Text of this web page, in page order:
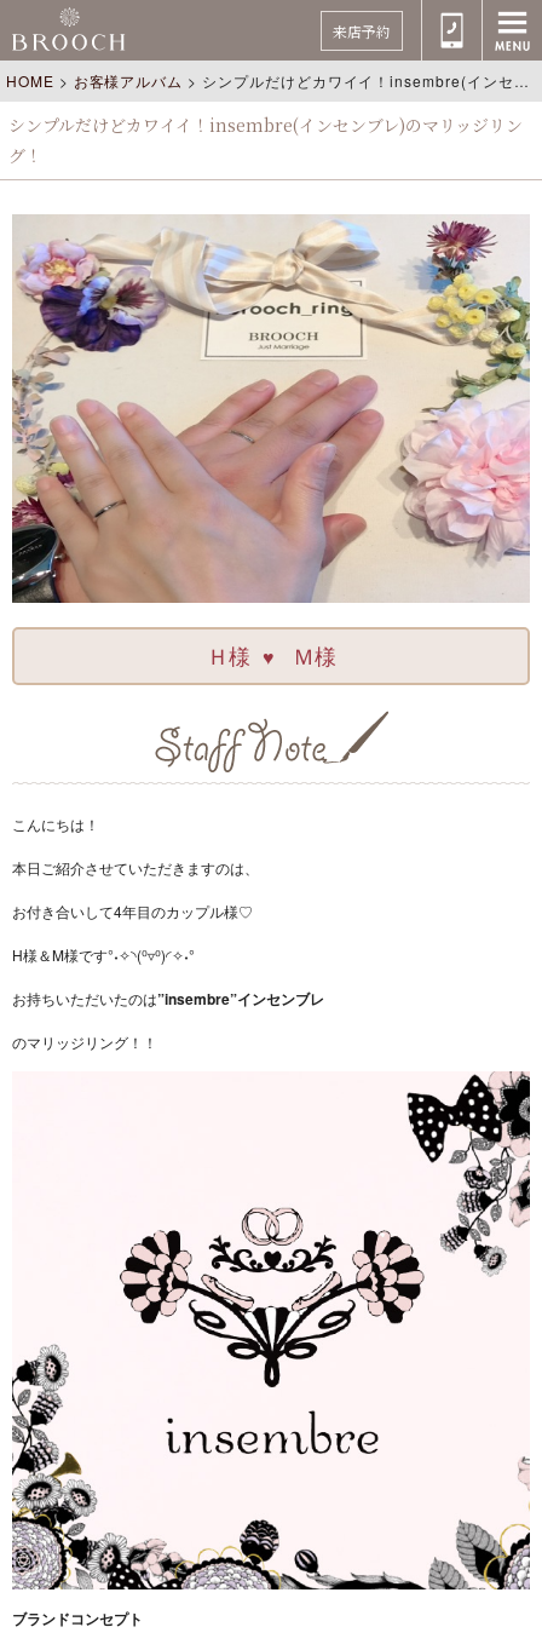
来店予約
HOME > お客様アルバム > シンプルだけどカワイイ！insembre(インセンブレ)のマリッジリング！
シンプルだけどカワイイ！insembre(インセンブレ)のマリッジリン
グ！
Ｈ様 ♥ Ｍ様
こんにちは！
本日ご紹介させていただきますのは、
お付き合いして4年目のカップル様♡
H様＆M様です°˖✧◝(⁰▿⁰)◜✧˖°
お持ちいただいたのは”insembre”インセンブレ
のマリッジリング！！
ブランドコンセプト